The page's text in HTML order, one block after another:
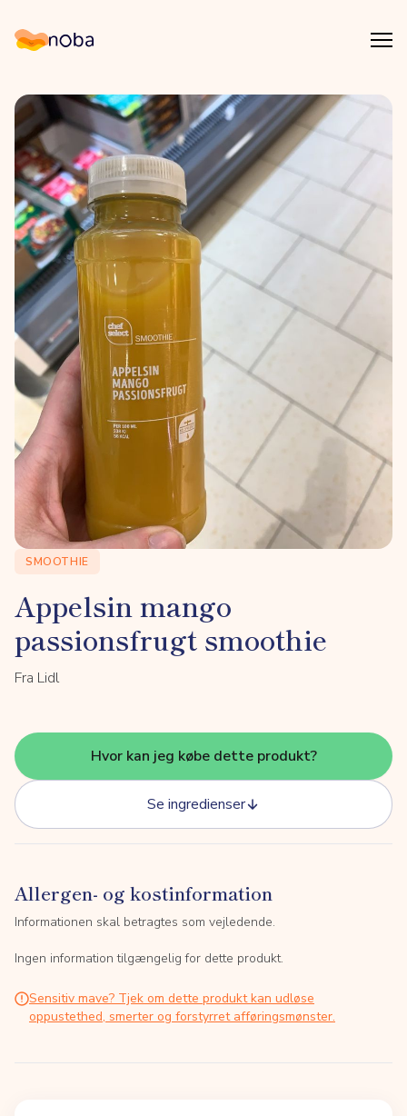
Noba
SMOOTHIE
Appelsin mango
passionsfrugt smoothie
Fra Lidl
Hvor kan jeg købe dette produkt?
Se ingredienser
Allergen- og kostinformation
Informationen skal betragtes som vejledende.
Ingen information tilgængelig for dette produkt.
Sensitiv mave? Tjek om dette produkt kan udløse
oppustethed, smerter og forstyrret afføringsmønster.